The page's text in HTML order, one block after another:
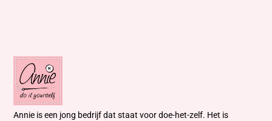
Annie is een jong bedrijf dat staat voor doe-het-zelf. Het is